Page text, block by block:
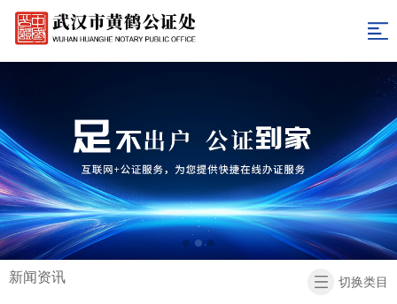
网
站
航
关
我
们
闻
资
讯
表
格
下
载
收
费
标
准
办
证
指
联
系
返
新闻资讯 切换类目